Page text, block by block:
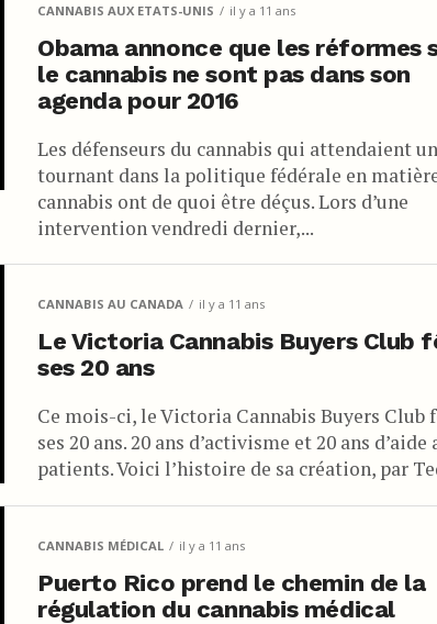
CANNABIS AUX ETATS-UNIS il y a 11 ans
Obama annonce que les réformes
le cannabis ne sont pas dans son
agenda pour 2016
Les défenseurs du cannabis qui attendaient un
tournant dans la politique fédérale en
cannabis ont de quoi être déçus. Lors d’une
intervention vendredi dernier,...
CANNABIS AU CANADA il y a 11 ans
Le Victoria Cannabis Buyers Club
ses 20 ans
Ce mois-ci, le Victoria Cannabis Buyers Club
ses 20 ans. 20 ans d’activisme et 20 ans d’aide
patients. Voici l’histoire de sa création, par
CANNABIS MÉDICAL il y a 11 ans
Puerto Rico prend le chemin de la
régulation du cannabis médical